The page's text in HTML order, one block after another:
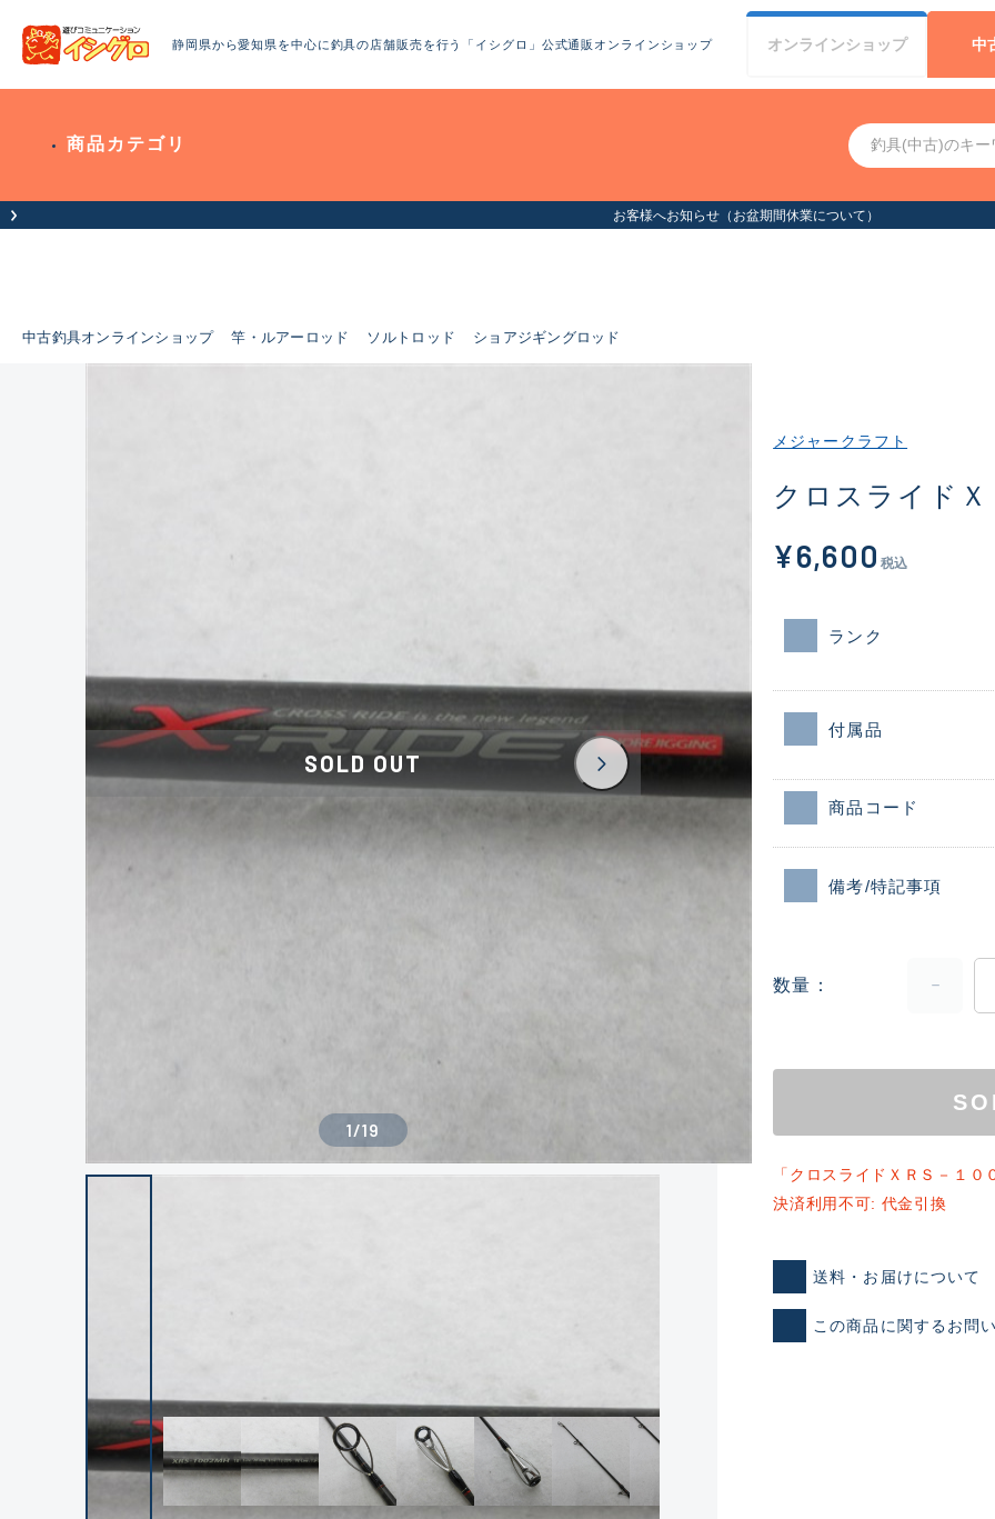
静岡県から愛知県を中心に釣具の店舗販売を行う「イシグロ」公式通販オンラインショップ オンラインショップ 中
商品カテゴリ
お客様へお知らせ（お盆期間休業について）
中古釣具オンラインショップ 竿・ルアーロッド ソルトロッド ショアジギングロッド
新古品（メーカー問屋から
SOLD OUT
1/19
メジャークラフト
クロスライドＸ
¥6,600 税込
ランク
付属品
商品コード
備考/特記事項
数量
「クロスライドＸＲＳ－１０
決済利用不可: 代金引換
送料・お届けについて
この商品に関するお問